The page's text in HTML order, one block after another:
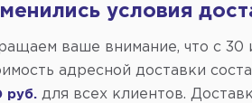
автозапчастей,
условия
ваше внимание, что c 30
адресной доставки
руб.
для всех клиентов.